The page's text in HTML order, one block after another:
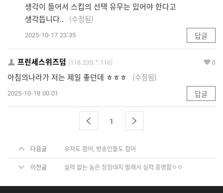
생각이 들어서 스킵의 선택 유무는 있어야 한다고
생각듭니다.. (수정됨)
2025-10-17 23:35 답글
프린세스위즈덤 (118.235.*.116) 0
아침의나라가 저는 제일 좋던데 ㅎㅎㅎ (수정됨)
2025-10-18 00:01 답글
1
다음글 유저도 접어, 방송인들도 접어
이전글 실력 없는 놈은 징징대지 말래서 실력 증명함ㅇㅇ